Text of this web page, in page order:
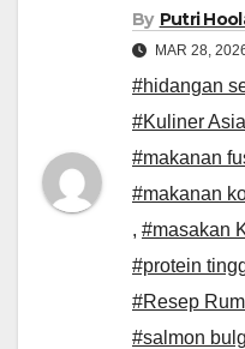
By Putri
MAR 28,
#hidangan
#Kuliner Asia
#makanan
#makanan
, #masakan
#protein
#Resep
#salmon